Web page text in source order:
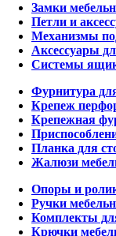
Замки
Петли и
Механизмы
Аксессуары
Системы
Фурнитура
Крепеж
Крепежная
Планка для
Жалюзи
Опоры и
Ручки
Комплекты
Крючки